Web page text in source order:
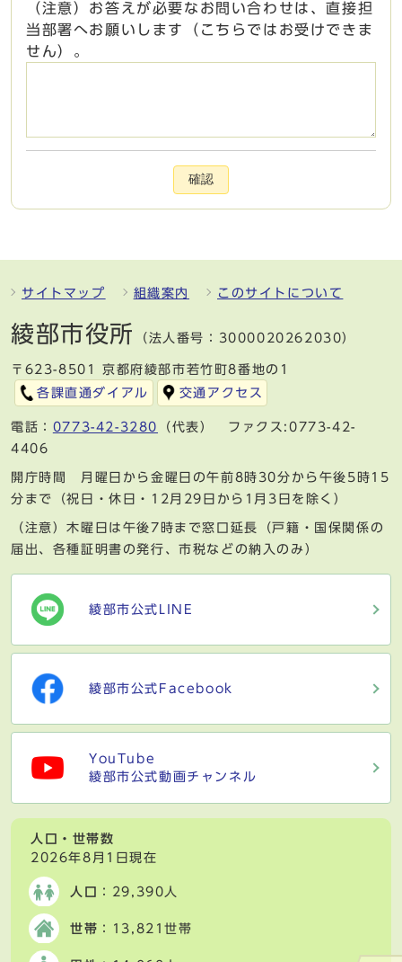
（注意）お答えが必要なお問い合わせは、直接担
当部署へお願いします（こちらではお受けできま
せん）。
確認
サイトマップ 組織案内 このサイトについて
綾部市役所 （法人番号：3000020262030）
〒623-8501 京都府綾部市若竹町8番地の1
各課直通ダイアル
交通アクセス
電話： 0773-42-3280
（代表） ファクス:0773-42-
4406
開庁時間 月曜日から金曜日の午前8時30分から午後5時15
分まで（祝日・休日・12月29日から1月3日を除く）
（注意）木曜日は午後7時まで窓口延長（戸籍・国保関係の
届出、各種証明書の発行、市税などの納入のみ）
綾部市公式LINE
綾部市公式Facebook
YouTube
綾部市公式動画チャンネル
人口・世帯数
2026年8月1日現在
人口 ：29,390人
世帯 ：13,821世帯